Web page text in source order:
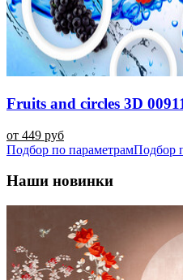
Fruits and circles 3D
от 449 руб
Подбор по параметрамПодбор
Наши новинки